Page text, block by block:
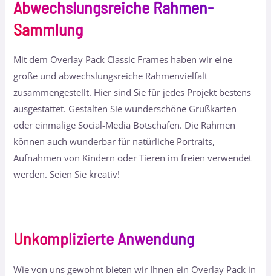
Abwechslungsreiche Rahmen-
Sammlung
Mit dem Overlay Pack Classic Frames haben wir eine
große und abwechslungsreiche Rahmenvielfalt
zusammengestellt. Hier sind Sie für jedes Projekt bestens
ausgestattet. Gestalten Sie wunderschöne Grußkarten
oder einmalige Social-Media Botschafen. Die Rahmen
können auch wunderbar für natürliche Portraits,
Aufnahmen von Kindern oder Tieren im freien verwendet
werden. Seien Sie kreativ!
Unkomplizierte Anwendung
Wie von uns gewohnt bieten wir Ihnen ein Overlay Pack in